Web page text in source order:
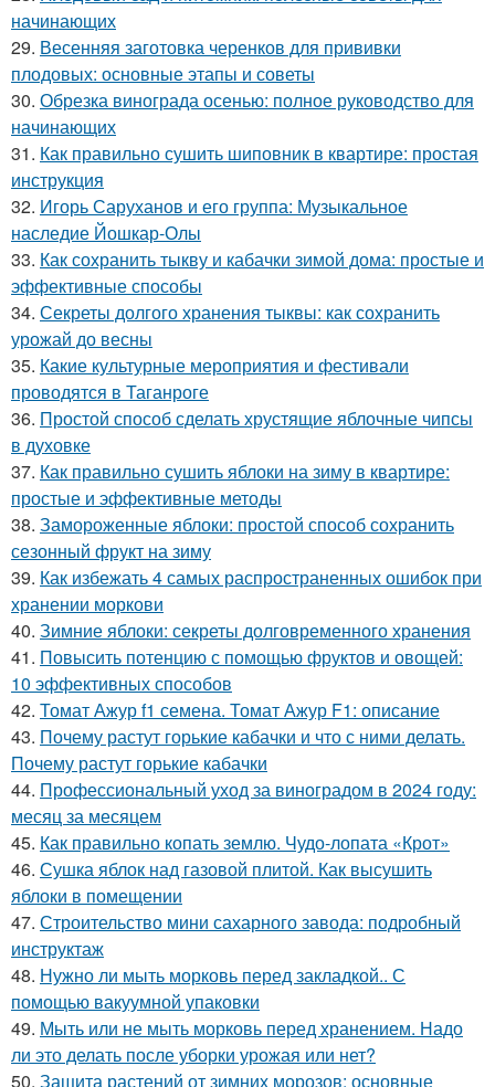
начинающих
29. Весенняя заготовка черенков для прививки
плодовых: основные этапы и советы
30. Обрезка винограда осенью: полное руководство для
начинающих
31. Как правильно сушить шиповник в квартире: простая
инструкция
32. Игорь Саруханов и его группа: Музыкальное
наследие Йошкар-Олы
33. Как сохранить тыкву и кабачки зимой дома: простые и
эффективные способы
34. Секреты долгого хранения тыквы: как сохранить
урожай до весны
35. Какие культурные мероприятия и фестивали
проводятся в Таганроге
36. Простой способ сделать хрустящие яблочные чипсы
в духовке
37. Как правильно сушить яблоки на зиму в квартире:
простые и эффективные методы
38. Замороженные яблоки: простой способ сохранить
сезонный фрукт на зиму
39. Как избежать 4 самых распространенных ошибок при
хранении моркови
40. Зимние яблоки: секреты долговременного хранения
41. Повысить потенцию с помощью фруктов и овощей:
10 эффективных способов
42. Томат Ажур f1 семена. Томат Ажур F1: описание
43. Почему растут горькие кабачки и что с ними делать.
Почему растут горькие кабачки
44. Профессиональный уход за виноградом в 2024 году:
месяц за месяцем
45. Как правильно копать землю. Чудо-лопата «Крот»
46. Сушка яблок над газовой плитой. Как высушить
яблоки в помещении
47. Строительство мини сахарного завода: подробный
инструктаж
48. Нужно ли мыть морковь перед закладкой.. С
помощью вакуумной упаковки
49. Мыть или не мыть морковь перед хранением. Надо
ли это делать после уборки урожая или нет?
50. Защита растений от зимних морозов: основные